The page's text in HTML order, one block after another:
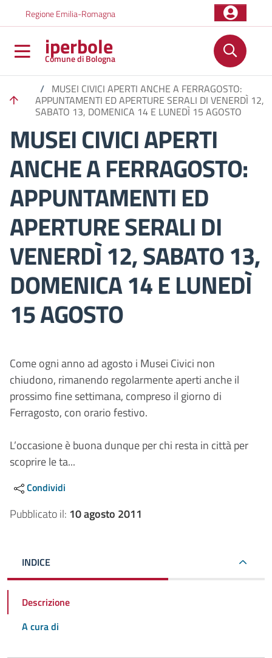
Regione Emilia-Romagna
iperbole
Comune di Bologna
/ MUSEI CIVICI APERTI ANCHE A FERRAGOSTO:
APPUNTAMENTI ED APERTURE SERALI DI VENERDÌ 12,
SABATO 13, DOMENICA 14 E LUNEDÌ 15 AGOSTO
MUSEI CIVICI APERTI
ANCHE A FERRAGOSTO:
APPUNTAMENTI ED
APERTURE SERALI DI
VENERDÌ 12, SABATO 13,
DOMENICA 14 E LUNEDÌ
15 AGOSTO
Come ogni anno ad agosto i Musei Civici non
chiudono, rimanendo regolarmente aperti anche il
prossimo fine settimana, compreso il giorno di
Ferragosto, con orario festivo.
L’occasione è buona dunque per chi resta in città per
scoprire le ta...
Condividi
Pubblicato il: 10 agosto 2011
INDICE
Descrizione
A cura di